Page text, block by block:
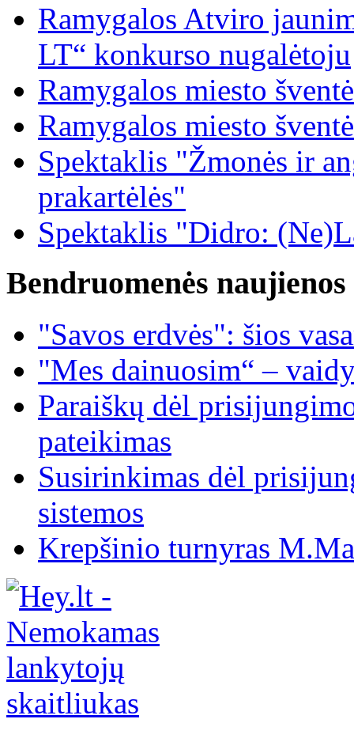
Ramygalos Atviro
LT“ konkurso nugalėtoju
Ramygalos miesto šventė
Ramygalos miesto šventė
Spektaklis "Žmonės ir
prakartėlės"
Spektaklis "Didro:
Bendruomenės naujienos
"Savos erdvės": šios
"Mes dainuosim“ –
Paraiškų dėl
pateikimas
Susirinkimas dėl
sistemos
Krepšinio turnyras